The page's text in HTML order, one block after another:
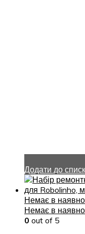
Додати до
Немає в
Немає в
0 out of 5